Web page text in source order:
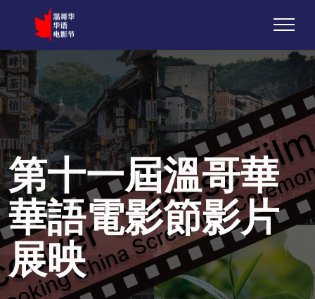
第十一屆溫哥華
華語電影節影片
展映